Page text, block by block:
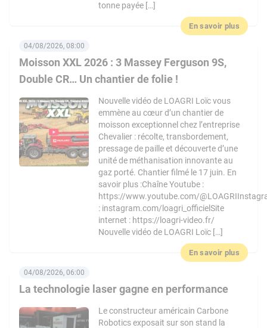
tonne payée […]
En savoir plus
Moisson XXL 2026 : 3 Massey Ferguson 9S,
Double CR… Un chantier de folie !
04/08/2026, 08:00
Nouvelle vidéo de LOAGRI Loïc vous
emmène au cœur d’un chantier de
moisson exceptionnel chez l’entreprise
Chevalier : récolte, transbordement,
pressage de paille et découverte d’une
unité de méthanisation innovante au
gaz porté. Chantier filmé le 17 juin. En
savoir plus :Chaîne Youtube :
https://www.youtube.com/
: instagram.com/loagri_officielSite
internet : https://loagri-video.fr/
Nouvelle vidéo de LOAGRI Loïc […]
En savoir plus
La technologie laser gagne en performance
04/08/2026, 06:00
Le constructeur américain Carbone
Robotics exposait sur son stand la